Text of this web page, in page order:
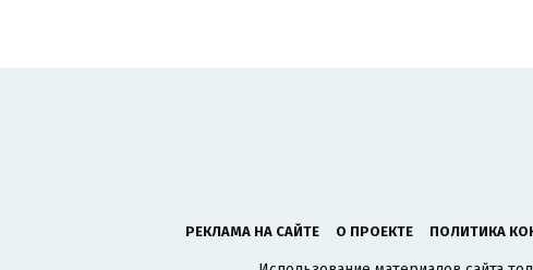
РЕКЛАМА НА САЙТЕ О ПРОЕКТЕ ПОЛИТИКА